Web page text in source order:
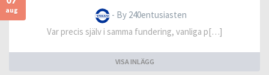
aug
- By 240entusiasten
Var precis själv i samma fundering, vanliga p[…]
VISA INLÄGG